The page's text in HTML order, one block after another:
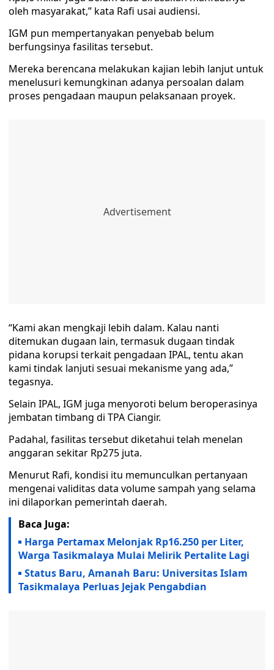
oleh masyarakat,” kata Rafi usai audiensi.
IGM pun mempertanyakan penyebab belum
berfungsinya fasilitas tersebut.
Mereka berencana melakukan kajian lebih lanjut untuk
menelusuri kemungkinan adanya persoalan dalam
proses pengadaan maupun pelaksanaan proyek.
“Kami akan mengkaji lebih dalam. Kalau nanti
ditemukan dugaan lain, termasuk dugaan tindak
pidana korupsi terkait pengadaan IPAL, tentu akan
kami tindak lanjuti sesuai mekanisme yang ada,”
tegasnya.
Selain IPAL, IGM juga menyoroti belum beroperasinya
jembatan timbang di TPA Ciangir.
Padahal, fasilitas tersebut diketahui telah menelan
anggaran sekitar Rp275 juta.
Menurut Rafi, kondisi itu memunculkan pertanyaan
mengenai validitas data volume sampah yang selama
ini dilaporkan pemerintah daerah.
Baca Juga:
Harga Pertamax Melonjak Rp16.250 per Liter,
Warga Tasikmalaya Mulai Melirik Pertalite Lagi
Status Baru, Amanah Baru: Universitas Islam
Tasikmalaya Perluas Jejak Pengabdian